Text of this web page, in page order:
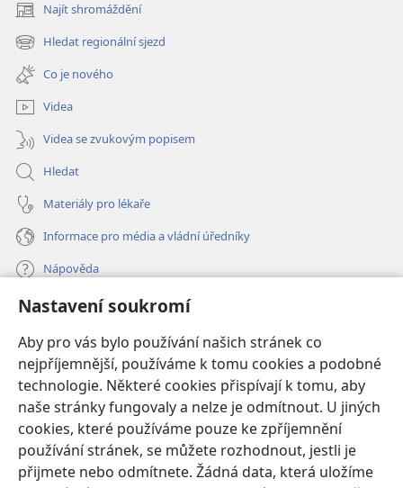
Nastavení soukromí
Aby pro vás bylo používání našich stránek co
nejpříjemnější, používáme k tomu cookies a podobné
technologie. Některé cookies přispívají k tomu, aby
naše stránky fungovaly a nelze je odmítnout. U jiných
cookies, které používáme pouze ke zpříjemnění
používání stránek, se můžete rozhodnout, jestli je
přijmete nebo odmítnete. Žádná data, která uložíme
Najít shromáždění
(otevřeno
nové
okno)
Hledat regionální sjezd
(otevřeno
nové
okno)
Co je nového
Videa
Videa se zvukovým popisem
Hledat
Materiály pro lékaře
Informace pro média a vládní úředníky
Nápověda
Dary
nové
okno) ONLINE KNIHOVNA Strážné věže
(otevřeno
nové
okno)JW Hub®
(otevřeno
nové
okno)JW Library